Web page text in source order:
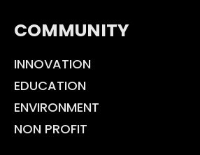
COMMUNITY
INNOVATION
EDUCATION
ENVIRONMENT
NON PROFIT